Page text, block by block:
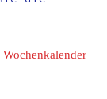
Wochenkalender